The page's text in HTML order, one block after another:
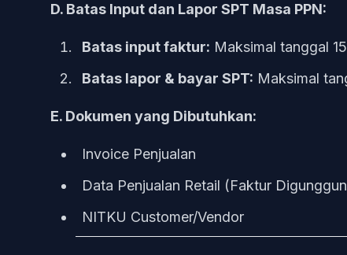
D. Batas Input dan Lapor SPT Masa PPN:
Batas input faktur: Maksimal tanggal
Batas lapor & bayar SPT: Maksimal
E. Dokumen yang Dibutuhkan:
Invoice Penjualan
Data Penjualan Retail (Faktur
NITKU Customer/Vendor